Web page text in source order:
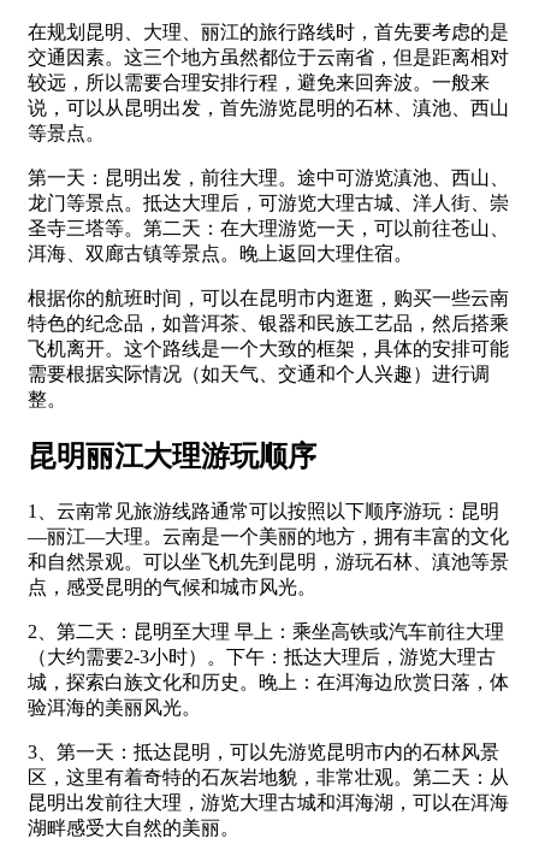
在规划昆明、大理、丽江的旅行路线时，首先要考虑的是
交通因素。这三个地方虽然都位于云南省，但是距离相对
较远，所以需要合理安排行程，避免来回奔波。一般来
说，可以从昆明出发，首先游览昆明的石林、滇池、西山
等景点。
第一天：昆明出发，前往大理。途中可游览滇池、西山、
龙门等景点。抵达大理后，可游览大理古城、洋人街、崇
圣寺三塔等。第二天：在大理游览一天，可以前往苍山、
洱海、双廊古镇等景点。晚上返回大理住宿。
根据你的航班时间，可以在昆明市内逛逛，购买一些云南
特色的纪念品，如普洱茶、银器和民族工艺品，然后搭乘
飞机离开。这个路线是一个大致的框架，具体的安排可能
需要根据实际情况（如天气、交通和个人兴趣）进行调
整。
昆明丽江大理游玩顺序
1、云南常见旅游线路通常可以按照以下顺序游玩：昆明
—丽江—大理。云南是一个美丽的地方，拥有丰富的文化
和自然景观。可以坐飞机先到昆明，游玩石林、滇池等景
点，感受昆明的气候和城市风光。
2、第二天：昆明至大理 早上：乘坐高铁或汽车前往大理
（大约需要2-3小时）。下午：抵达大理后，游览大理古
城，探索白族文化和历史。晚上：在洱海边欣赏日落，体
验洱海的美丽风光。
3、第一天：抵达昆明，可以先游览昆明市内的石林风景
区，这里有着奇特的石灰岩地貌，非常壮观。第二天：从
昆明出发前往大理，游览大理古城和洱海湖，可以在洱海
湖畔感受大自然的美丽。